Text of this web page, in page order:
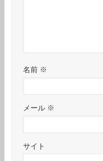
名前 ※
メール ※
サイト